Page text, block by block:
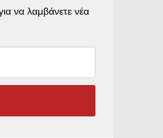
να λαμβάνετε νέα